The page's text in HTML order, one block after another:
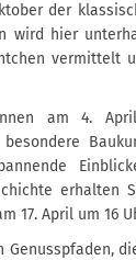
der
wird hier
vermittelt
am 4.
erhalten
17. April um 16